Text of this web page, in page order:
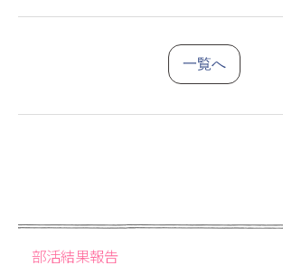
一覧へ
部活結果報告